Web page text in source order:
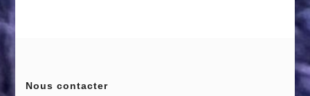
Les
Nous contacter